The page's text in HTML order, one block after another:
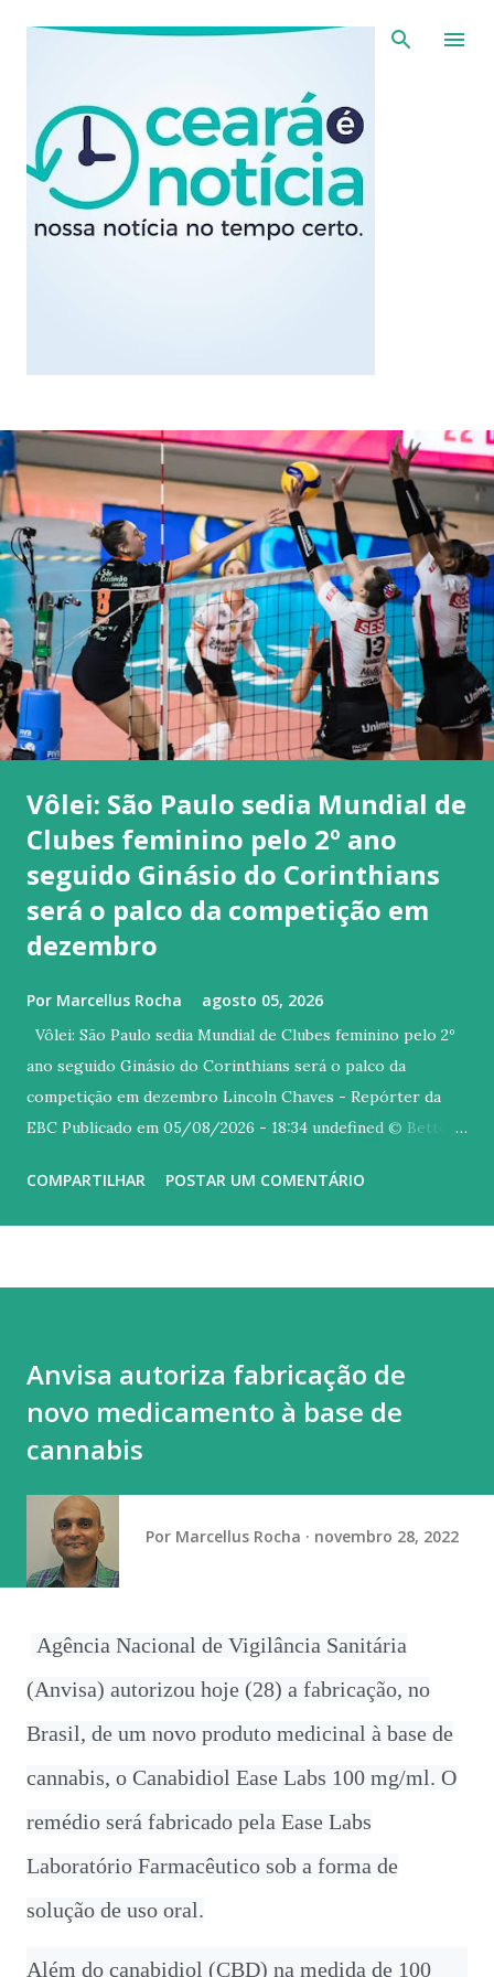
Pular para o conteúdo principal
Vôlei: São Paulo sedia Mundial de
Clubes feminino pelo 2º ano
seguido Ginásio do Corinthians
será o palco da competição em
dezembro
Por Marcellus Rocha agosto 05, 2026
Vôlei: São Paulo sedia Mundial de Clubes feminino pelo 2º
ano seguido Ginásio do Corinthians será o palco da
competição em dezembro Lincoln Chaves - Repórter da
EBC Publicado em 05/08/2026 - 18:34 undefined © Betto
passado, a cidade de São Paulo será a sede do Campeonato
paulista. A venda de ingressos começa neste sábado (8),
pelo site da Ticketmaster. Esta será a quarta vez que São
Paulo recebe a competição. Além de 2025, a cidade abrigou
quando o hoje extinto Leite Moça Sorocaba levou o título,
tornando-se o primeiro brasileiro campeão mundial. O
segundo foi o Osasco, na edição de 2012, realizada em Do...
COMPARTILHAR POSTAR UM COMENTÁRIO
Anvisa autoriza fabricação de
novo medicamento à base de
cannabis
Por Marcellus Rocha novembro 28, 2022
Agência Nacional de Vigilância Sanitária
(Anvisa) autorizou hoje (28) a fabricação, no
Brasil, de um novo produto medicinal à base de
cannabis, o Canabidiol Ease Labs 100 mg/ml. O
remédio será fabricado pela Ease Labs
Laboratório Farmacêutico sob a forma de
solução de uso oral.
Além do canabidiol (CBD) na medida de 100